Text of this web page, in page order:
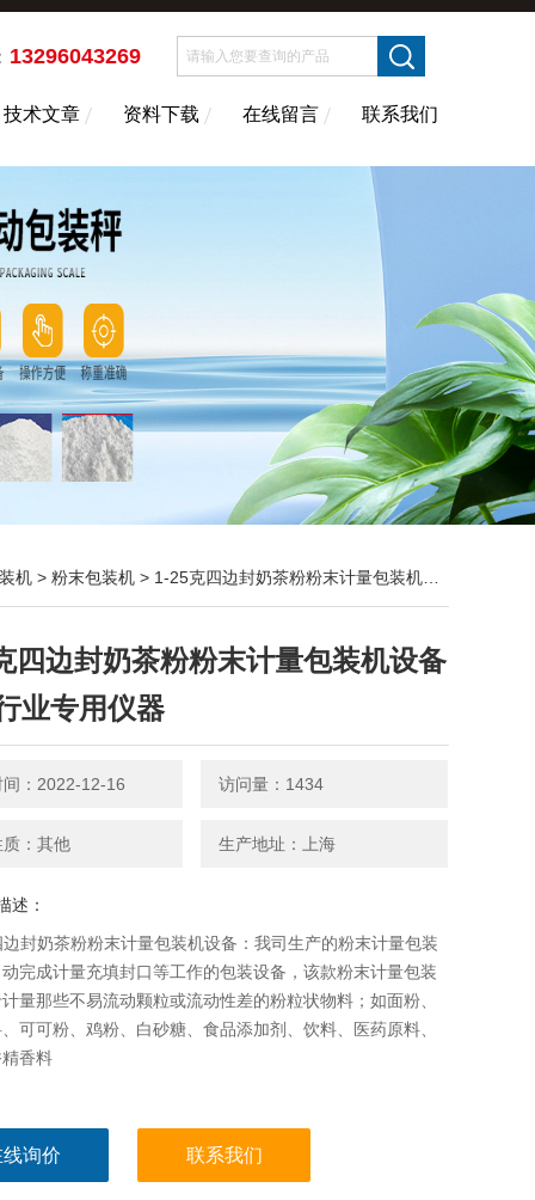
13296043269
技术文章 资料下载 在线留言 联系我们
机 > 粉末包装机 > 1-25克四边封奶茶粉粉末计量包装机设备 包装行业专用仪器
四边封奶茶粉粉末计量包装机设备
业专用仪器
间：2022-12-16 访问量：1434
：其他 生产地址：上海
述：
封奶茶粉粉末计量包装机设备：我司生产的粉末计量包装
完成计量充填封口等工作的包装设备，该款粉末计量包装
量那些不易流动颗粒或流动性差的粉粒状物料；如面粉、
可可粉、鸡粉、白砂糖、食品添加剂、饮料、医药原料、
香料
询价 联系我们